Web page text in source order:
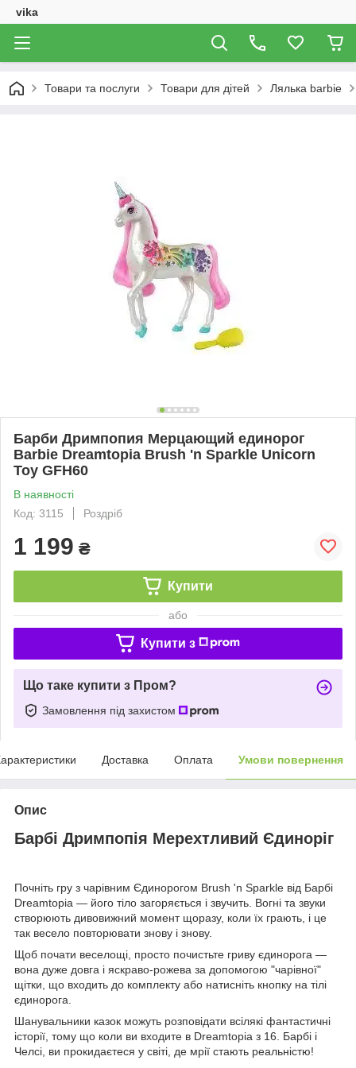
vika
Товари та послуги Товари для дітей Лялька barbie
Барби Дримпопия Мерцающий единорог
Barbie Dreamtopia Brush 'n Sparkle Unicorn
Toy GFH60
В наявності
Код: 3115
Роздріб
1 199 ₴
Купити
або
Купити з
Що таке купити з Пром?
Замовлення під захистом
Доставка Оплата Умови повернення
Опис
Барбі Дримпопія Мерехтливий Єдиноріг
Почніть гру з чарівним Єдинорогом Brush 'n Sparkle від Барбі
Dreamtopia — його тіло загоряється і звучить. Вогні та звуки
створюють дивовижний момент щоразу, коли їх грають, і це
так весело повторювати знову і знову.
Щоб почати веселощі, просто почистьте гриву єдинорога —
вона дуже довга і яскраво-рожева за допомогою "чарівної"
щітки, що входить до комплекту або натисніть кнопку на тілі
єдинорога.
Шанувальники казок можуть розповідати всілякі фантастичні
історії, тому що коли ви входите в Dreamtopia з 16. Барбі і
Челсі, ви прокидаєтеся у світі, де мрії стають реальністю!